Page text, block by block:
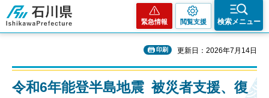
石川県
緊急情報 閲覧支援 検索メニュー
印刷 更新日：2026年7月14日
令和6年能登半島地震 被災者支援、復